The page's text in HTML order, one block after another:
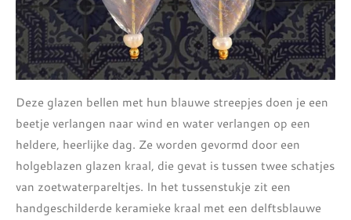
Deze glazen bellen met hun blauwe streepjes doen je een
beetje verlangen naar wind en water verlangen op een
heldere, heerlijke dag. Ze worden gevormd door een
holgeblazen glazen kraal, die gevat is tussen twee schatjes
van zoetwaterpareltjes. In het tussenstukje zit een
handgeschilderde keramieke kraal met een delftsblauwe